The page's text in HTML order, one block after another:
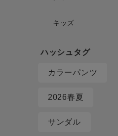
キッズ
カラーパンツ
2026春夏
サンダル